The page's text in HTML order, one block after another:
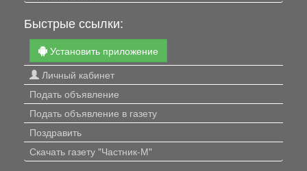
Быстрые ссылки:
Установить приложение
Личный кабинет
Подать объявление
Подать объявление в газету
Поздравить
Скачать газету "Частник-М"